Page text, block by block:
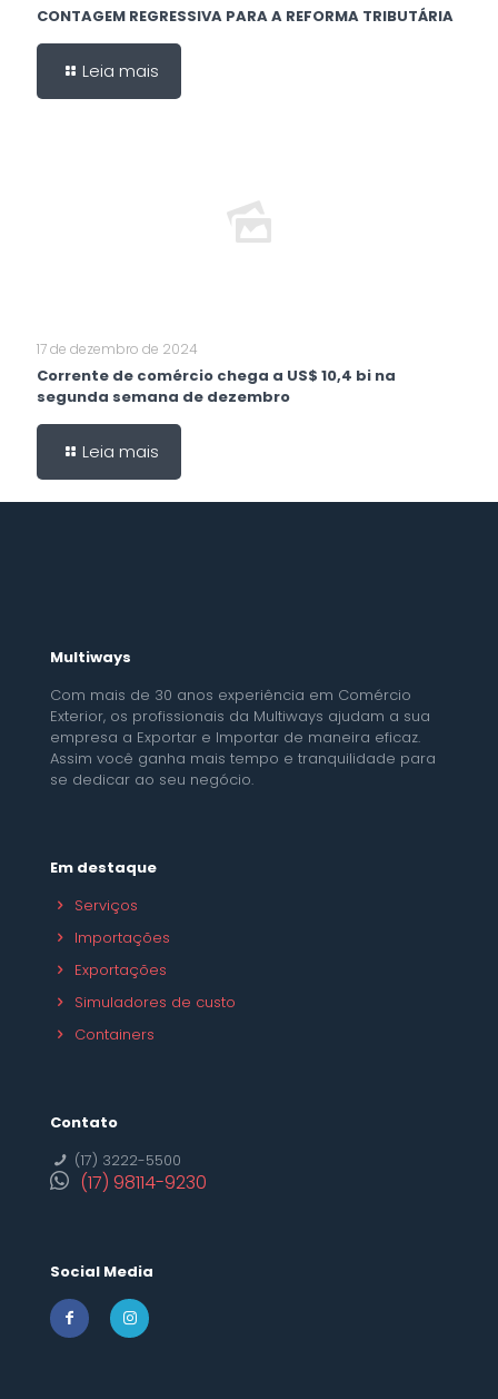
CONTAGEM REGRESSIVA PARA A REFORMA TRIBUTÁRIA
Leia mais
17 de dezembro de 2024
Corrente de comércio chega a US$ 10,4 bi na
segunda semana de dezembro
Leia mais
Multiways
Com mais de 30 anos experiência em Comércio
Exterior, os profissionais da Multiways ajudam a sua
empresa a Exportar e Importar de maneira eficaz.
Assim você ganha mais tempo e tranquilidade para
se dedicar ao seu negócio.
Em destaque
Serviços
Importações
Exportações
Simuladores de custo
Containers
Contato
(17) 3222-5500
(17) 98114-9230
Social Media